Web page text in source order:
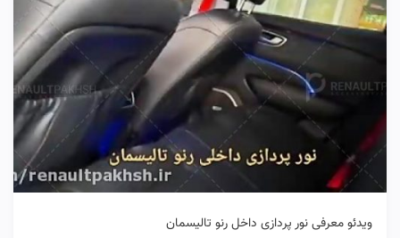
ویدئو معرفی نور پردازی داخل رنو تالیسمان